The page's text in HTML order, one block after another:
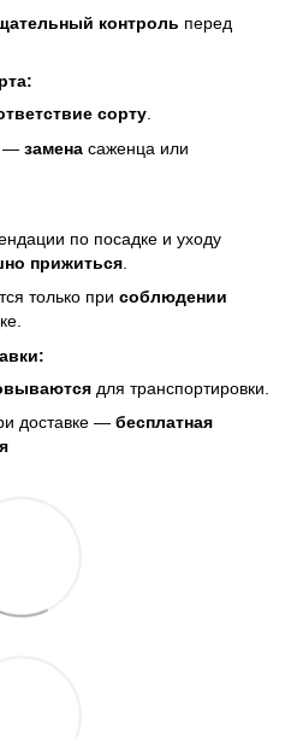
контроль перед
сорту.
— замена саженца или
по посадке и уходу
прижиться
только при соблюдении
для транспортировки.
доставке — бесплатная